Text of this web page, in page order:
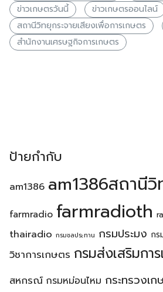
ข่าวเกษตรวันนี้
ข่าวเกษตรออนไลน์
สถานีวิทยุกระจายเสียงเพื่อการเกษตร
สำนักงานเศรษฐกิจการเกษตร
ป้ายกำกับ
am1386 am1386สถานี
farmradio farmradioth
thairadio กรมชลประทาน กรมประมง ก
วิชาการเกษตร กรมส่งเสริมกา
สหกรณ์ กรมหม่อนไหม กระทรวงเก